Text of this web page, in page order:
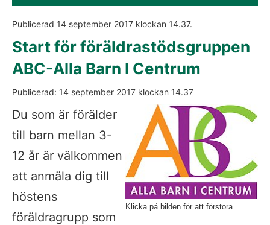
Publicerad 14 september 2017 klockan 14.37.
Start för föräldrastödsgruppen
ABC-Alla Barn I Centrum
Publicerad: 14 september 2017 klockan 14.37
Klicka på bilden för att förstora.
Du som är förälder
till barn mellan 3-
12 år är välkommen
att anmäla dig till
höstens
föräldragrupp som